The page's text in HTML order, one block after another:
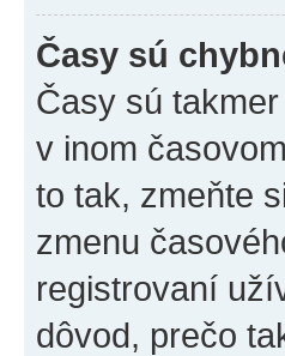
Časy sú
Časy sú
v inom
to tak, zmeňte
zmenu
registrovaní
dôvod, prečo